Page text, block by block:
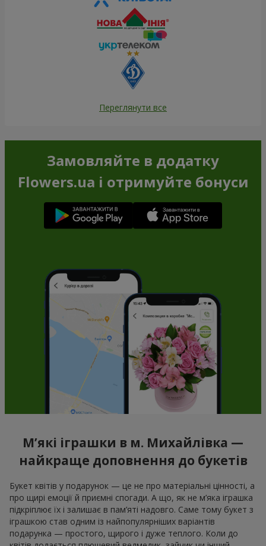
Переглянути все
Замовляйте в додатку
Flowers.ua і отримуйте бонуси
М’які іграшки в м. Михайлівка —
найкраще доповнення до букетів
Букет квітів у подарунок — це не про матеріальні цінності, а
про щирі емоції й приємні спогади. А що, як не м’яка іграшка
підкріплює їх і залишає в пам’яті надовго. Саме тому букет з
іграшкою став одним із найпопулярніших варіантів
подарунка — простого, щирого і дуже теплого. Коли до